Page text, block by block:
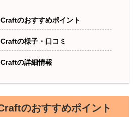
のおすすめポイント
の様子・口コミ
の詳細情報
のおすすめポイント